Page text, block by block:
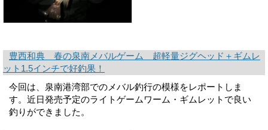
豊西和典 春の泉南メバルゲーム 超軽量ジグヘッド＋ギムレ
ット1.5インチで好釣果！
今回は、泉南港湾部でのメバル釣行の模様をレポートしま
す。近日発売予定のライトゲームワーム・ギムレットで良い
釣りができました。